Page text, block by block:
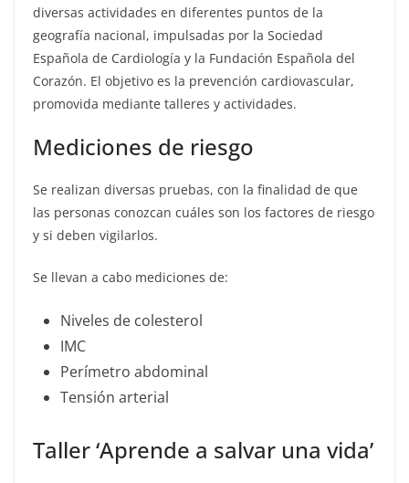
diversas actividades en diferentes puntos de la
geografía nacional, impulsadas por la Sociedad
Española de Cardiología y la Fundación Española del
Corazón. El objetivo es la prevención cardiovascular,
promovida mediante talleres y actividades.
Mediciones de riesgo
Se realizan diversas pruebas, con la finalidad de que
las personas conozcan cuáles son los factores de riesgo
y si deben vigilarlos.
Se llevan a cabo mediciones de:
Niveles de colesterol
IMC
Perímetro abdominal
Tensión arterial
Taller ‘Aprende a salvar una vida’